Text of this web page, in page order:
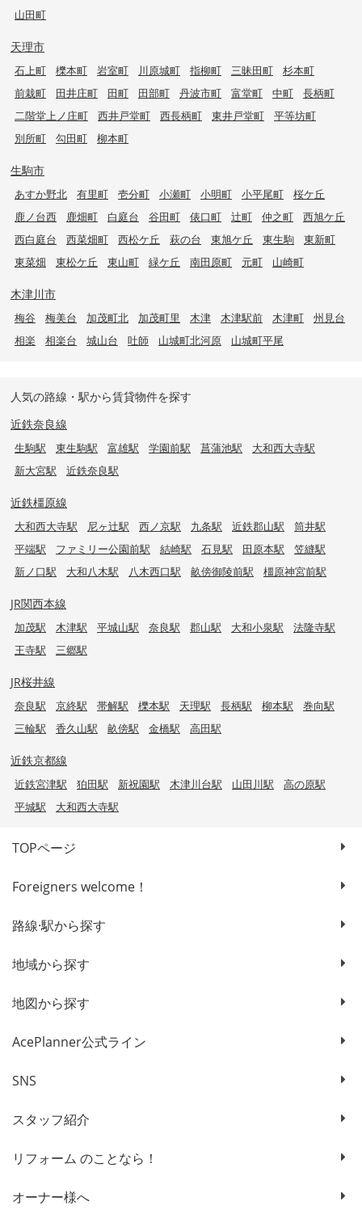
山田町
天理市
石上町 櫟本町 岩室町 川原城町 指柳町 三昧田町
杉本町
前栽町
田井庄町 田町 田部町 丹波市町 富堂町 中町
長柄町
二階堂上ノ庄町
西井戸堂町 西長柄町 東井戸堂町
平等坊町
別所町
勾田町 柳本町
生駒市
あすか野北 有里町 壱分町 小瀬町 小明町 小平尾町
桜ケ丘
鹿ノ台西
鹿畑町 白庭台 谷田町 俵口町 辻町 仲之町
西旭ケ丘
西白庭台
西菜畑町 西松ケ丘 萩の台 東旭ケ丘 東生駒
東新町
東菜畑
東松ケ丘 東山町 緑ケ丘 南田原町 元町 山崎町
木津川市
梅谷 梅美台 加茂町北 加茂町里 木津 木津駅前 木津町
州見台
相楽
相楽台 城山台 吐師 山城町北河原 山城町平尾
人気の路線・駅から賃貸物件を探す
近鉄奈良線
生駒駅 東生駒駅 富雄駅 学園前駅 菖蒲池駅
大和西大寺駅
新大宮駅
近鉄奈良駅
近鉄橿原線
大和西大寺駅 尼ヶ辻駅 西ノ京駅 九条駅 近鉄郡山駅
筒井駅
平端駅
ファミリー公園前駅 結崎駅 石見駅 田原本駅
笠縫駅
新ノ口駅
大和八木駅 八木西口駅 畝傍御陵前駅 橿原神宮前駅
JR関西本線
加茂駅 木津駅 平城山駅 奈良駅 郡山駅 大和小泉駅
法隆寺駅
王寺駅
三郷駅
JR桜井線
奈良駅 京終駅 帯解駅 櫟本駅 天理駅 長柄駅 柳本駅
巻向駅
三輪駅
香久山駅 畝傍駅 金橋駅 高田駅
近鉄京都線
近鉄宮津駅 狛田駅 新祝園駅 木津川台駅 山田川駅
高の原駅
平城駅
大和西大寺駅
TOPページ
Foreigners welcome！
路線·駅から探す
地域から探す
地図から探す
AcePlanner公式ライン
SNS
スタッフ紹介
リフォーム のことなら！
オーナー様へ